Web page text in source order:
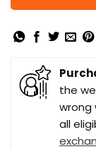
the
wrong
all